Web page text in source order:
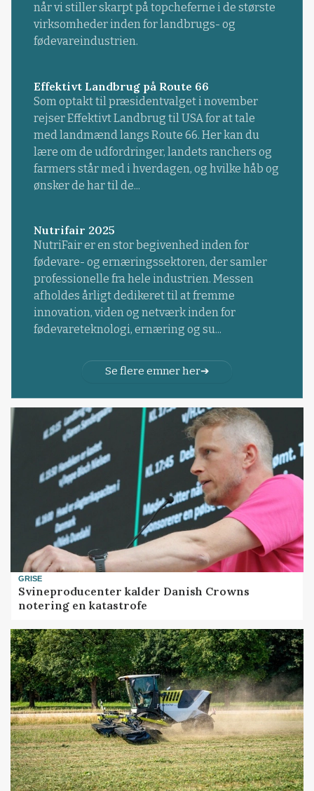
når vi stiller skarpt på topcheferne i de største
virksomheder inden for landbrugs- og
fødevareindustrien.
Effektivt Landbrug på Route 66
Som optakt til præsidentvalget i november
rejser Effektivt Landbrug til USA for at tale
med landmænd langs Route 66. Her kan du
lære om de udfordringer, landets ranchers og
farmers står med i hverdagen, og hvilke håb og
ønsker de har til de...
Nutrifair 2025
NutriFair er en stor begivenhed inden for
fødevare- og ernæringssektoren, der samler
professionelle fra hele industrien. Messen
afholdes årligt dedikeret til at fremme
innovation, viden og netværk inden for
fødevareteknologi, ernæring og su...
Se flere emner her
GRISE
Svineproducenter kalder Danish Crowns
notering en katastrofe